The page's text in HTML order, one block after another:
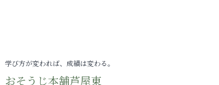
学び方が変われば、成績は変わる。
おそうじ本舗芦屋東